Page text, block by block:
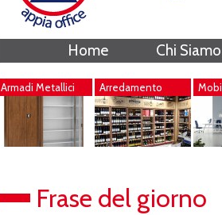
Home Chi Siamo
Armadi Metallici
Arredamento
Negozi
Frase del giorno